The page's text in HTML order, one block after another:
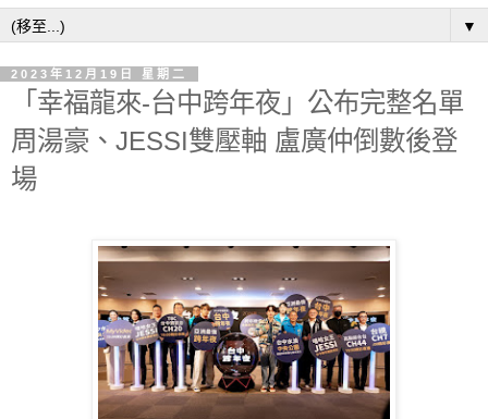
▼
2023年12月19日 星期二
「幸福龍來-台中跨年夜」公布完整名單
周湯豪、JESSI雙壓軸 盧廣仲倒數後登
場